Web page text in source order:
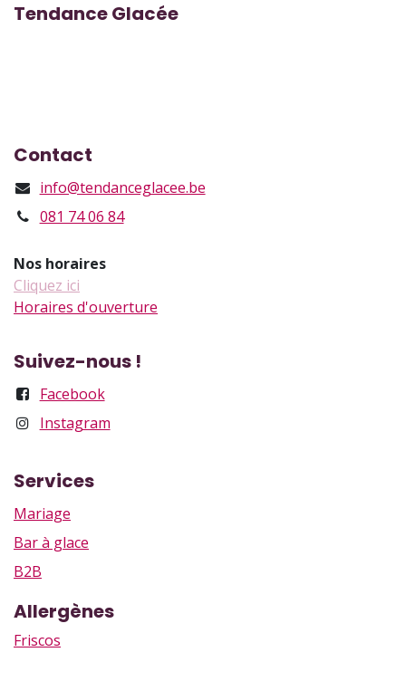
Tendance Glacée
Contact
info@tendanceglacee.be
081 74 06 84
Nos horaires
Cliquez ici
Horaires d'ouverture
Suivez-nous !
Facebook
Instagram
Services
Mariage
Bar à glace
B2B
Allergènes
Friscos